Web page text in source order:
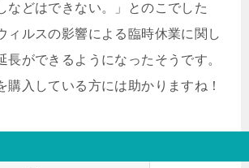
などはできない。」とのこでした
ィルスの影響による臨時休業に関し
長ができるようになったそうです。
購入している方には助かりますね！